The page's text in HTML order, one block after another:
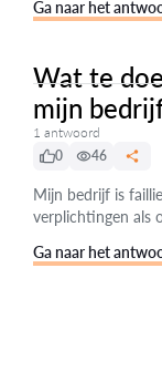
Ga naar het
Wat te
mijn
1 antwoord
0
46
Mijn bedrijf is
verplichtingen als
Ga naar het